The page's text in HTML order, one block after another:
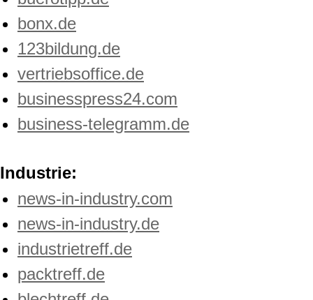
bonx.de
123bildung.de
vertriebsoffice.de
businesspress24.com
business-telegramm.de
Industrie:
news-in-industry.com
news-in-industry.de
industrietreff.de
packtreff.de